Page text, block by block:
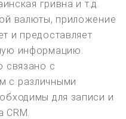
гривна и т.д.
валюты, приложение
и предоставляет
информацию.
связано с
с различными
для записи и